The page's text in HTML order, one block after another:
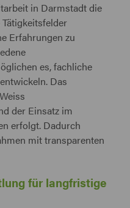
in Darmstadt die
Erfahrungen zu
es, fachliche
Das
der Einsatz im
erfolgt. Dadurch
mit transparenten
für langfristige